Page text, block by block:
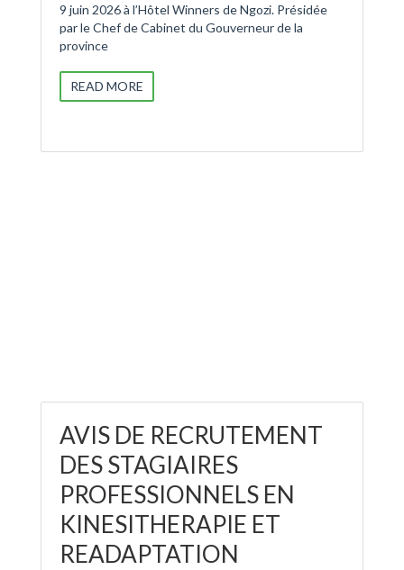
9 juin 2026 à l’Hôtel Winners de Ngozi. Présidée
par le Chef de Cabinet du Gouverneur de la
province
READ MORE
AVIS DE RECRUTEMENT
DES STAGIAIRES
PROFESSIONNELS EN
KINESITHERAPIE ET
READAPTATION